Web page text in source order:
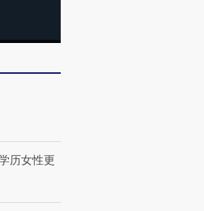
历女性更